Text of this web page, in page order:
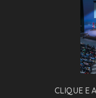
CLIQUE E